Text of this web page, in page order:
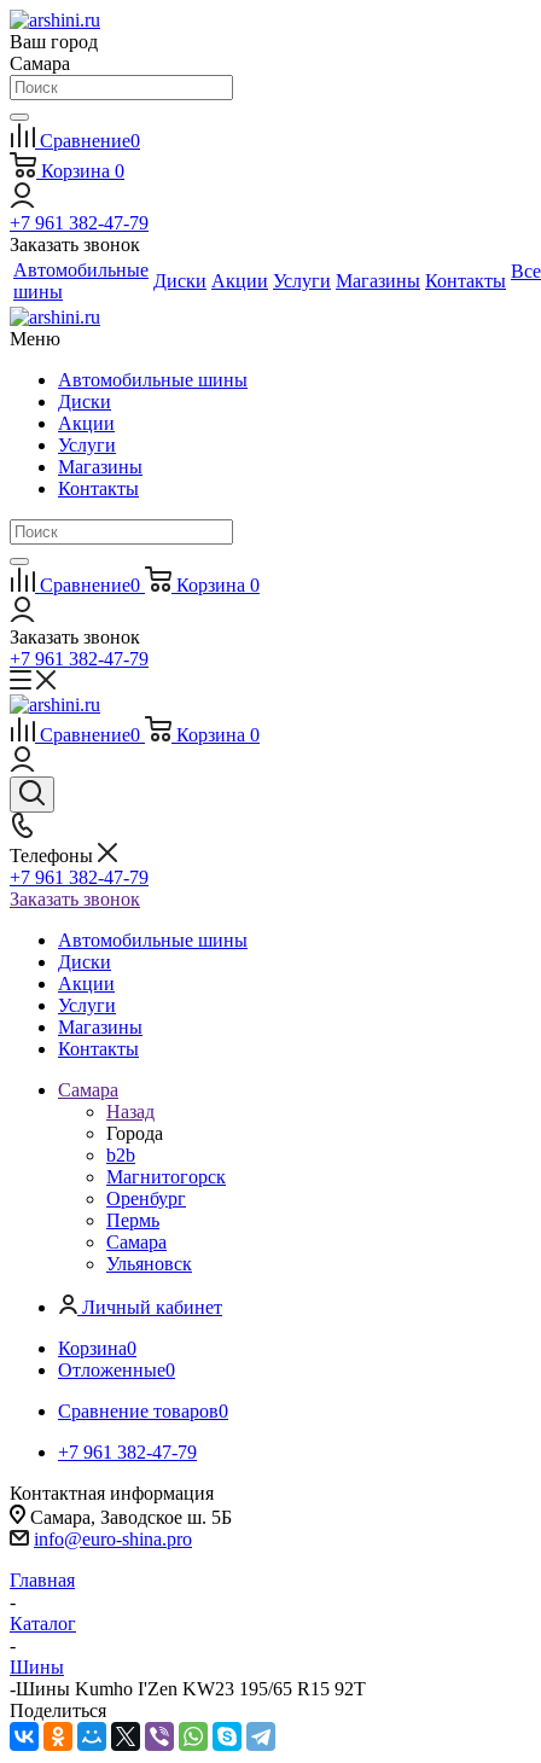
Ваш город
Самара
Сравнение0
Корзина 0
+7 961 382-47-79
Заказать звонок
Автомобильные
шины
Диски Акции Услуги Магазины Контакты Все
Меню
Автомобильные шины
Диски
Акции
Услуги
Магазины
Контакты
Сравнение0 Корзина 0
Заказать звонок
+7 961 382-47-79
Сравнение0 Корзина 0
Телефоны
+7 961 382-47-79
Заказать звонок
Автомобильные шины
Диски
Акции
Услуги
Магазины
Контакты
Самара
Назад
Города
b2b
Магнитогорск
Оренбург
Пермь
Самара
Ульяновск
Личный кабинет
Корзина0
Отложенные0
Сравнение товаров0
+7 961 382-47-79
Контактная информация
Самара, Заводское ш. 5Б
info@euro-shina.pro
Главная
-
Каталог
-
Шины
-Шины Kumho I'Zen KW23 195/65 R15 92T
Поделиться